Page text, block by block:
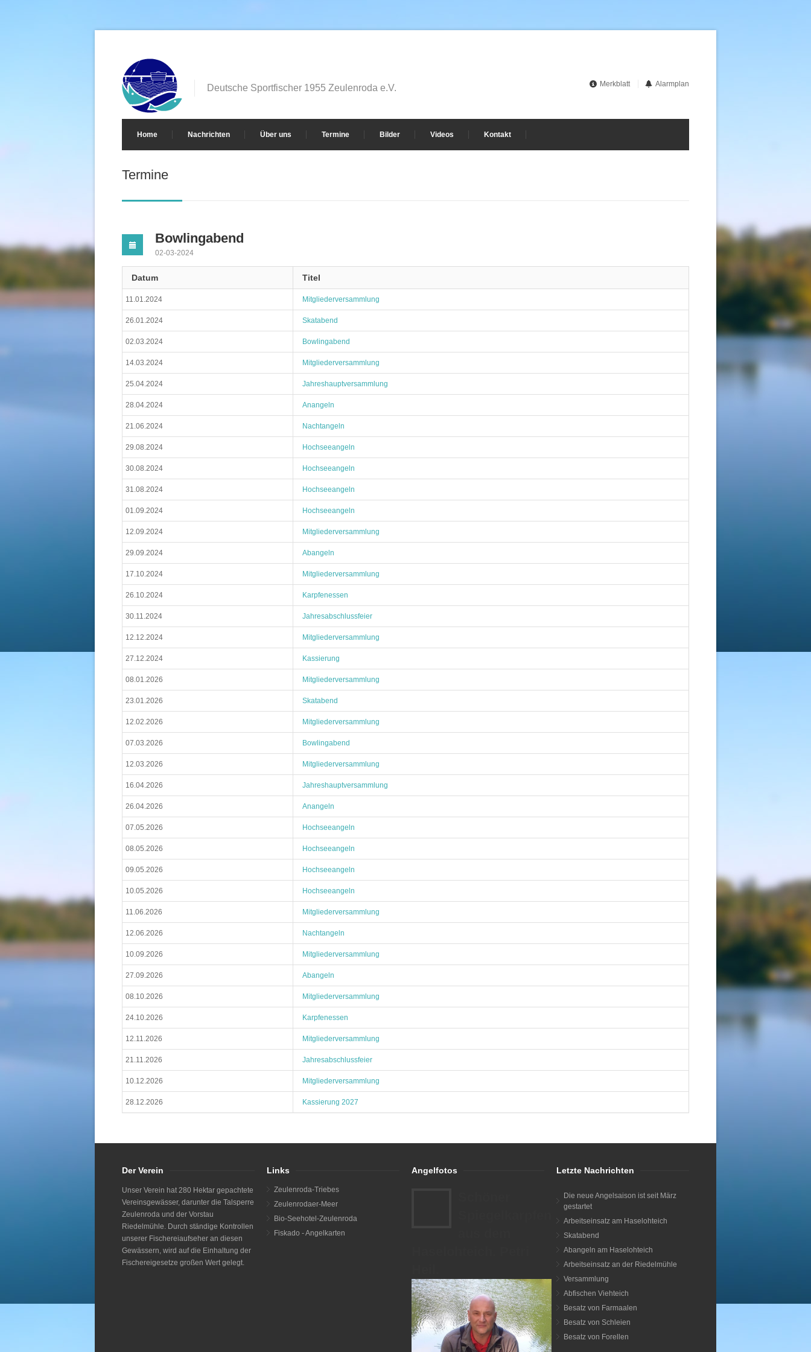
Deutsche Sportfischer 1955 Zeulenroda e.V. Merkblatt Alarmplan
Home Nachrichten Über uns Termine Bilder Videos Kontakt
Termine
Bowlingabend
02-03-2024
Datum Titel
11.01.2024 Mitgliederversammlung
26.01.2024 Skatabend
02.03.2024 Bowlingabend
14.03.2024 Mitgliederversammlung
25.04.2024 Jahreshauptversammlung
28.04.2024 Anangeln
21.06.2024 Nachtangeln
29.08.2024 Hochseeangeln
30.08.2024 Hochseeangeln
31.08.2024 Hochseeangeln
01.09.2024 Hochseeangeln
12.09.2024 Mitgliederversammlung
29.09.2024 Abangeln
17.10.2024 Mitgliederversammlung
26.10.2024 Karpfenessen
30.11.2024 Jahresabschlussfeier
12.12.2024 Mitgliederversammlung
27.12.2024 Kassierung
08.01.2026 Mitgliederversammlung
23.01.2026 Skatabend
12.02.2026 Mitgliederversammlung
07.03.2026 Bowlingabend
12.03.2026 Mitgliederversammlung
16.04.2026 Jahreshauptversammlung
26.04.2026 Anangeln
07.05.2026 Hochseeangeln
08.05.2026 Hochseeangeln
09.05.2026 Hochseeangeln
10.05.2026 Hochseeangeln
11.06.2026 Mitgliederversammlung
12.06.2026 Nachtangeln
10.09.2026 Mitgliederversammlung
27.09.2026 Abangeln
08.10.2026 Mitgliederversammlung
24.10.2026 Karpfenessen
12.11.2026 Mitgliederversammlung
21.11.2026 Jahresabschlussfeier
10.12.2026 Mitgliederversammlung
28.12.2026 Kassierung 2027
Der Verein
Unser Verein hat 280 Hektar gepachtete
Vereinsgewässer, darunter die Talsperre
Zeulenroda und der Vorstau
Riedelmühle. Durch ständige Kontrollen
unserer Fischereiaufseher an diesen
Gewässern, wird auf die Einhaltung der
Fischereigesetze großen Wert gelegt.
Links
Zeulenroda-Triebes
Zeulenrodaer-Meer
Bio-Seehotel-Zeulenroda
Fiskado - Angelkarten
Angelfotos Letzte Nachrichten
Die neue Angelsaison ist seit März
gestartet
Arbeitseinsatz am Haselohteich
Skatabend
Abangeln am Haselohteich
Arbeitseinsatz an der Riedelmühle
Versammlung
Abfischen Viehteich
Besatz von Farmaalen
Besatz von Schleien
Besatz von Forellen